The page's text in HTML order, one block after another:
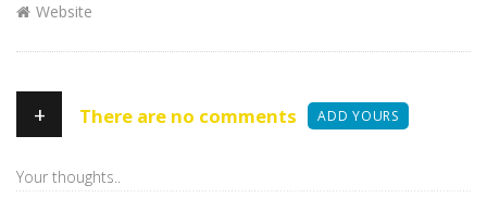
Website
+ There are no comments ADD YOURS